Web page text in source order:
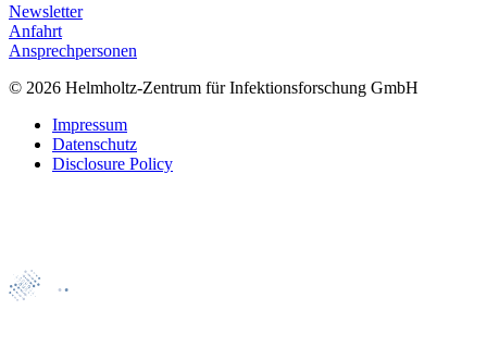
Newsletter
Anfahrt
Ansprechpersonen
© 2026 Helmholtz-Zentrum für Infektionsforschung GmbH
Impressum
Datenschutz
Disclosure Policy